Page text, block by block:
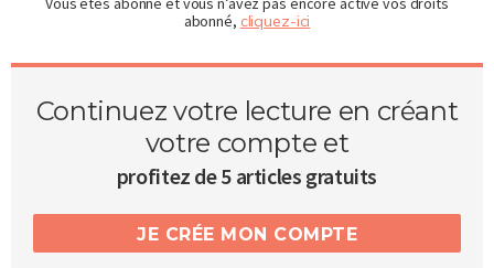
abonné, cliquez-ici
Continuez votre lecture en créant
votre compte et
profitez de 5 articles gratuits
JE CRÉE MON COMPTE